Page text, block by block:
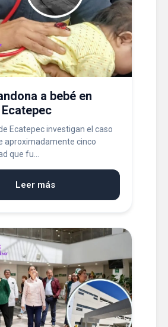
a bebé en
Ecatepec investigan el caso
aproximadamente cinco
que fu...
Leer más